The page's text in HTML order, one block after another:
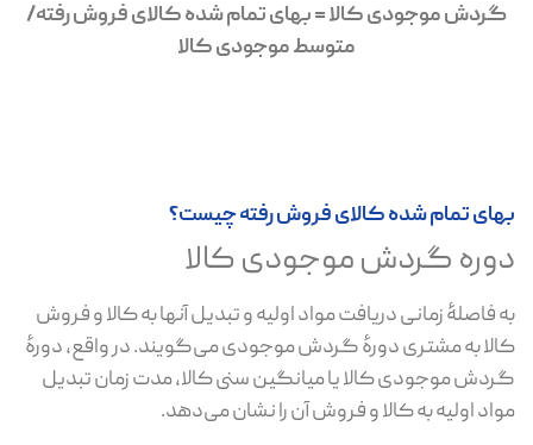
گردش موجودی کالا = بهای تمام شده کالای فروش رفته/
متوسط موجودی کالا
بهای تمام شده کالای فروش رفته چیست؟
دوره گردش موجودی کالا
به فاصلۀ زمانی دریافت مواد اولیه و تبدیل آنها به کالا و فروش
کالا به مشتری دورۀ گردش موجودی می‌گویند. در واقع، دورۀ
گردش موجودی کالا یا میانگین سنی کالا، مدت زمان تبدیل
مواد اولیه به کالا و فروش آن را نشان می‌دهد.